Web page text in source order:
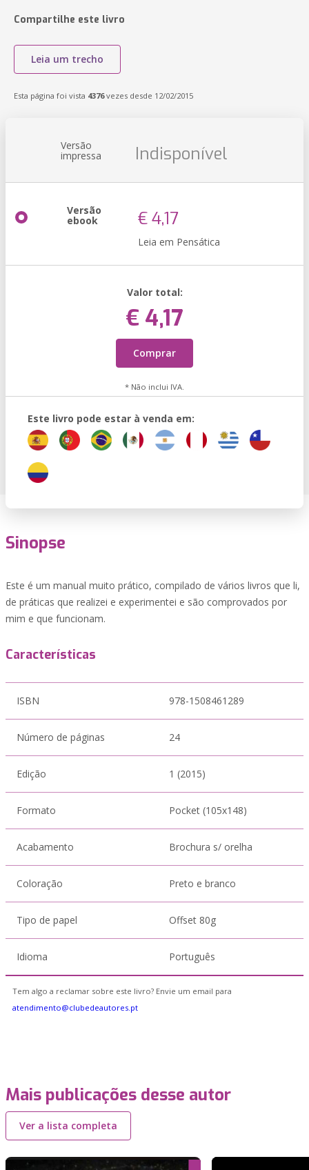
Compartilhe este livro
Leia um trecho
Esta página foi vista 4376vezes desde 12/02/2015
Versão
impressa Indisponível
Versão
ebook € 4,17
Leia em Pensática
Valor total:
€ 4,17
Comprar
* Não inclui IVA.
Este livro pode estar à venda em:
Sinopse
Este é um manual muito prático, compilado de vários livros que li,
de práticas que realizei e experimentei e são comprovados por
mim e que funcionam.
Características
ISBN 978-1508461289
Número de páginas 24
Edição 1 (2015)
Formato Pocket (105x148)
Acabamento Brochura s/ orelha
Coloração Preto e branco
Tipo de papel Offset 80g
Idioma Português
Tem algo a reclamar sobre este livro? Envie um email para
atendimento@clubedeautores.pt
Mais publicações desse autor
Ver a lista completa